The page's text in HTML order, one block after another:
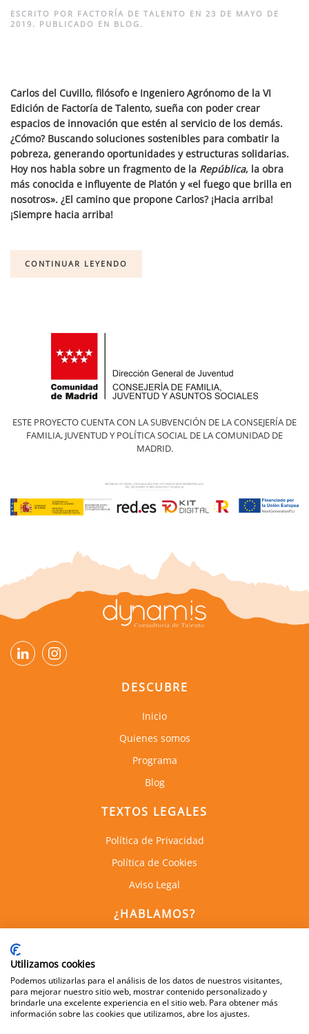
ESCRITO POR FACTORÍA DE TALENTO EN 23 DE MAYO DE
2019 . PUBLICADO EN BLOG .
Carlos del Cuvillo, filósofo e Ingeniero Agrónomo de la VI
Edición de Factoría de Talento, sueña con poder crear
espacios de innovación que estén al servicio de los demás.
¿Cómo? Buscando soluciones sostenibles para combatir la
pobreza, generando oportunidades y estructuras solidarias.
Hoy nos habla sobre un fragmento de la República, la obra
más conocida e influyente de Platón y «el fuego que brilla en
nosotros». ¿El camino que propone Carlos? ¡Hacia arriba!
¡Siempre hacia arriba!
CONTINUAR LEYENDO
ESTE PROYECTO CUENTA CON LA SUBVENCIÓN DE LA CONSEJERÍA DE
FAMILIA, JUVENTUD Y POLÍTICA SOCIAL DE LA COMUNIDAD DE
MADRID.
DESCUBRE
Inicio
Quienes somos
Programa
Blog
TEXTOS LEGALES
Política de Privacidad
Política de Cookies
Aviso Legal
¿HABLAMOS?
600 505 083
Utilizamos cookies
Podemos utilizarlas para el análisis de los datos de nuestros visitantes,
para mejorar nuestro sitio web, mostrar contenido personalizado y
brindarle una excelente experiencia en el sitio web. Para obtener más
información sobre las cookies que utilizamos, abre los ajustes.